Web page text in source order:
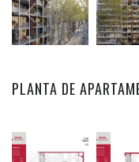
PLANTA DE